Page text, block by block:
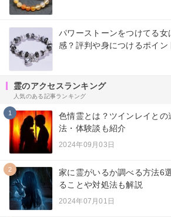
パワーストーンをつけてる女
感？評判や身につけるポイン
霊のアクセスランキング
人気のある記事ランキング
1
色情霊とは？ツインレイと
法・体験談も紹介
2024年09月03日
2
家に霊がいるか調べる方法6
ることや対処法も解説
2024年07月01日